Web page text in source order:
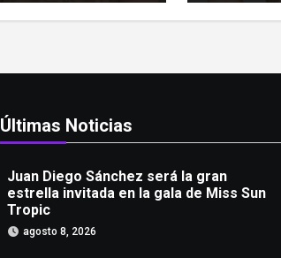
Últimas Noticias
Juan Diego Sánchez será la gran
estrella invitada en la gala de Miss Sun
Tropic
agosto 8, 2026